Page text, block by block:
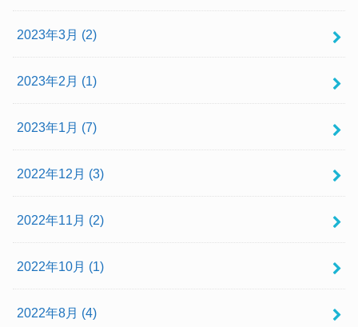
2023年3月 (2)
2023年2月 (1)
2023年1月 (7)
2022年12月 (3)
2022年11月 (2)
2022年10月 (1)
2022年8月 (4)